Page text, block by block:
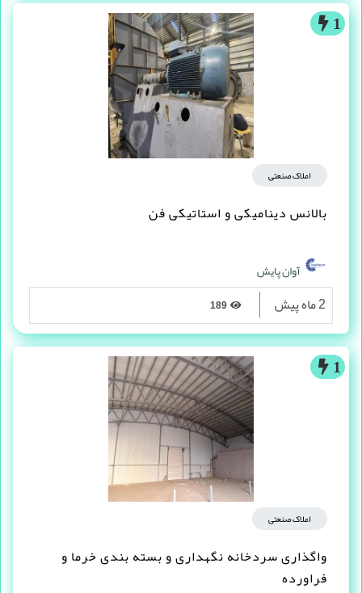
1
املاک صنعتی
بالانس دینامیکی و استاتیکی فن
آوان پایش
2 ماه پیش
1
املاک صنعتی
واگذاری سردخانه نگهداری و بسته بندی خرما و
فراورده